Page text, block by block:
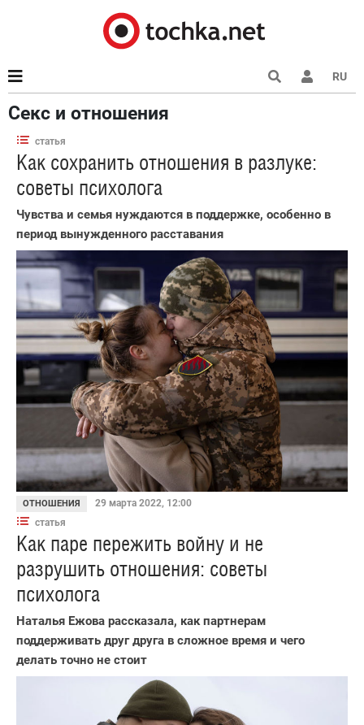
RU
Секс и отношения
статья
Как сохранить отношения в разлуке:
советы психолога
Чувства и семья нуждаются в поддержке, особенно в
период вынужденного расставания
ОТНОШЕНИЯ
29 марта 2022, 12:00
статья
Как паре пережить войну и не
разрушить отношения: советы
психолога
Наталья Ежова рассказала, как партнерам
поддерживать друг друга в сложное время и чего
делать точно не стоит